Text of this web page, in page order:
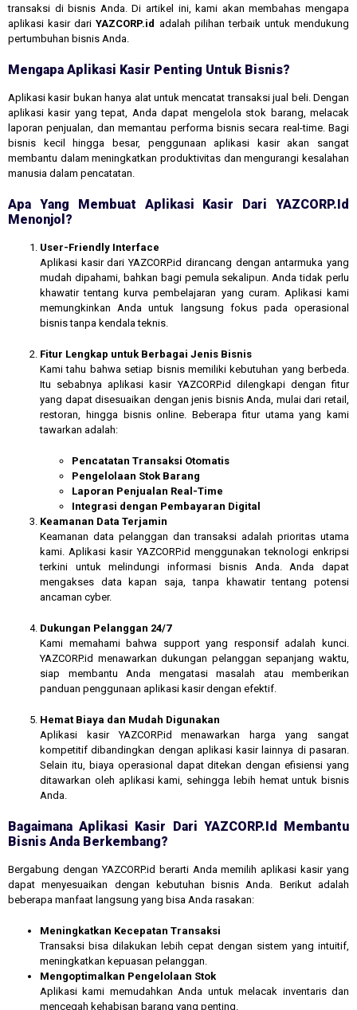
transaksi di bisnis Anda. Di artikel ini, kami akan membahas mengapa
aplikasi kasir dariYAZCORP.id adalah pilihan terbaik untuk mendukung
pertumbuhan bisnis Anda.
Mengapa Aplikasi Kasir Penting Untuk Bisnis?
Aplikasi kasir bukan hanya alat untuk mencatat transaksi jual beli. Dengan
aplikasi kasir yang tepat, Anda dapat mengelola stok barang, melacak
laporan penjualan, dan memantau performa bisnis secara real-time. Bagi
bisnis kecil hingga besar, penggunaan aplikasi kasir akan sangat
membantu dalam meningkatkan produktivitas dan mengurangi kesalahan
manusia dalam pencatatan.
Apa Yang Membuat Aplikasi Kasir Dari YAZCORP.id
Menonjol?
User-Friendly Interface
Aplikasi kasir dari YAZCORP.id dirancang dengan antarmuka yang
mudah dipahami, bahkan bagi pemula sekalipun. Anda tidak perlu
khawatir tentang kurva pembelajaran yang curam. Aplikasi kami
memungkinkan Anda untuk langsung fokus pada operasional
bisnis tanpa kendala teknis.
Fitur Lengkap untuk Berbagai Jenis Bisnis
Kami tahu bahwa setiap bisnis memiliki kebutuhan yang berbeda.
Itu sebabnya aplikasi kasir YAZCORP.id dilengkapi dengan fitur
yang dapat disesuaikan dengan jenis bisnis Anda, mulai dari retail,
restoran, hingga bisnis online. Beberapa fitur utama yang kami
tawarkan adalah:
Pencatatan Transaksi Otomatis
Pengelolaan Stok Barang
Laporan Penjualan Real-Time
Integrasi dengan Pembayaran Digital
Keamanan Data Terjamin
Keamanan data pelanggan dan transaksi adalah prioritas utama
kami. Aplikasi kasir YAZCORP.id menggunakan teknologi enkripsi
terkini untuk melindungi informasi bisnis Anda. Anda dapat
mengakses data kapan saja, tanpa khawatir tentang potensi
ancaman cyber.
Dukungan Pelanggan 24/7
Kami memahami bahwa support yang responsif adalah kunci.
YAZCORP.id menawarkan dukungan pelanggan sepanjang waktu,
siap membantu Anda mengatasi masalah atau memberikan
panduan penggunaan aplikasi kasir dengan efektif.
Hemat Biaya dan Mudah Digunakan
Aplikasi kasir YAZCORP.id menawarkan harga yang sangat
kompetitif dibandingkan dengan aplikasi kasir lainnya di pasaran.
Selain itu, biaya operasional dapat ditekan dengan efisiensi yang
ditawarkan oleh aplikasi kami, sehingga lebih hemat untuk bisnis
Anda.
Bagaimana Aplikasi Kasir Dari YAZCORP.id Membantu
Bisnis Anda Berkembang?
Bergabung dengan YAZCORP.id berarti Anda memilih aplikasi kasir yang
dapat menyesuaikan dengan kebutuhan bisnis Anda. Berikut adalah
beberapa manfaat langsung yang bisa Anda rasakan:
Meningkatkan Kecepatan Transaksi
Transaksi bisa dilakukan lebih cepat dengan sistem yang intuitif,
meningkatkan kepuasan pelanggan.
Mengoptimalkan Pengelolaan Stok
Aplikasi kami memudahkan Anda untuk melacak inventaris dan
mencegah kehabisan barang yang penting.